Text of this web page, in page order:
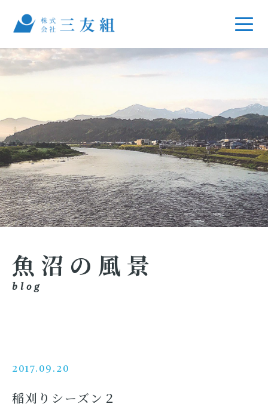
魚沼の風景
blog
2017.09.20
稲刈りシーズン２